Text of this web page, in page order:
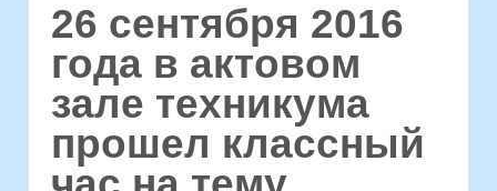
26 сентября 2016
года в актовом
зале техникума
прошел классный